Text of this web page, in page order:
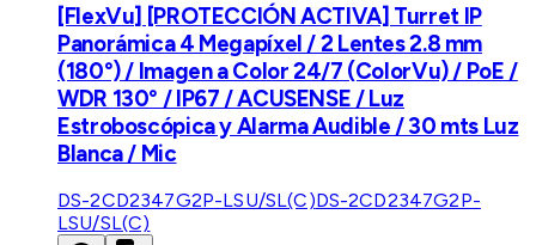
[FlexVu] [PROTECCIÓN ACTIVA] Turret IP
Panorámica 4 Megapíxel / 2 Lentes 2.8 mm
(180°) / Imagen a Color 24/7 (ColorVu) / PoE /
WDR 130° / IP67 / ACUSENSE / Luz
Estroboscópica y Alarma Audible / 30 mts Luz
Blanca / Mic
DS-2CD2347G2P-LSU/SL(C)DS-2CD2347G2P-
LSU/SL(C)